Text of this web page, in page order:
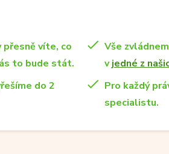
přesně víte, co
to bude stát.
Vše
vjedné z
do 2
Pro každý
specialistu.